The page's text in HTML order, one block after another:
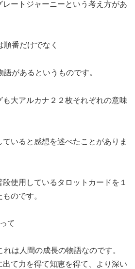
ートジャーニーという考え方があ
番だけでなく
があるというものです。
大アルカナ２２枚それぞれの意味
ていると感想を述べたことがありま
段使用しているタロットカードを１
のです。
て
は人間の成長の物語なのです。
て力を得て知恵を得て、より深い